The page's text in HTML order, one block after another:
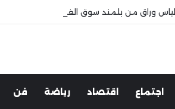
الياس وراق من بلمند سوق الغرب:لتعزيز التواصل
اجتماع اقتصاد رياضة فن